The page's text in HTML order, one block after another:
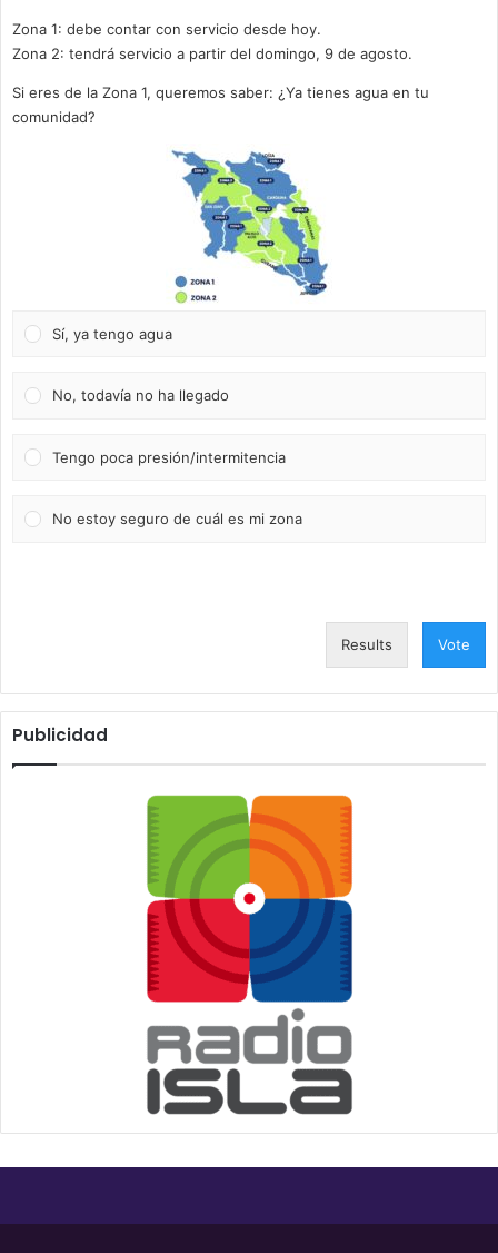
Zona 1: debe contar con servicio desde hoy.
Zona 2: tendrá servicio a partir del domingo, 9 de agosto.
Si eres de la Zona 1, queremos saber: ¿Ya tienes agua en tu
comunidad?
Sí, ya tengo agua
No, todavía no ha llegado
Tengo poca presión/intermitencia
No estoy seguro de cuál es mi zona
Results Vote
Publicidad